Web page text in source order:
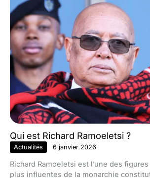
Qui est Richard Ramoeletsi ?
Actualités 6 janvier 2026
Richard Ramoeletsi est l’une des
plus influentes de la monarchie